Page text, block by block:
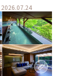
2026.07.24